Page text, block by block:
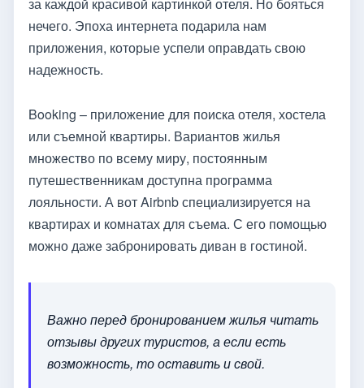
за каждой красивой картинкой отеля. Но бояться
нечего. Эпоха интернета подарила нам
приложения, которые успели оправдать свою
надежность.
Booking – приложение для поиска отеля, хостела
или съемной квартиры. Вариантов жилья
множество по всему миру, постоянным
путешественникам доступна программа
лояльности. А вот Airbnb специализируется на
квартирах и комнатах для съема. С его помощью
можно даже забронировать диван в гостиной.
Важно перед бронированием жилья читать
отзывы других туристов, а если есть
возможность, то оставить и свой.